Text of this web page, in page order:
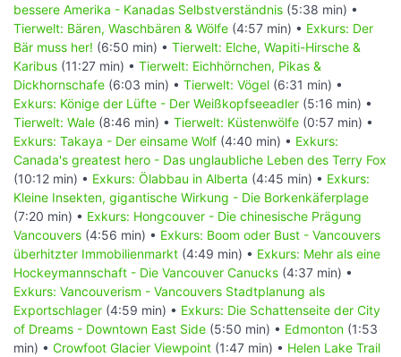
bessere Amerika - Kanadas Selbstverständnis (5:38 min) •
Tierwelt: Bären, Waschbären & Wölfe (4:57 min) • Exkurs: Der
Bär muss her! (6:50 min) • Tierwelt: Elche, Wapiti-Hirsche &
Karibus (11:27 min) • Tierwelt: Eichhörnchen, Pikas &
Dickhornschafe (6:03 min) • Tierwelt: Vögel (6:31 min) •
Exkurs: Könige der Lüfte - Der Weißkopfseeadler (5:16 min) •
Tierwelt: Wale (8:46 min) • Tierwelt: Küstenwölfe (0:57 min) •
Exkurs: Takaya - Der einsame Wolf (4:40 min) • Exkurs:
Canada's greatest hero - Das unglaubliche Leben des Terry Fox
(10:12 min) • Exkurs: Ölabbau in Alberta (4:45 min) • Exkurs:
Kleine Insekten, gigantische Wirkung - Die Borkenkäferplage
(7:20 min) • Exkurs: Hongcouver - Die chinesische Prägung
Vancouvers (4:56 min) • Exkurs: Boom oder Bust - Vancouvers
überhitzter Immobilienmarkt (4:49 min) • Exkurs: Mehr als eine
Hockeymannschaft - Die Vancouver Canucks (4:37 min) •
Exkurs: Vancouverism - Vancouvers Stadtplanung als
Exportschlager (4:59 min) • Exkurs: Die Schattenseite der City
of Dreams - Downtown East Side (5:50 min) • Edmonton (1:53
min) • Crowfoot Glacier Viewpoint (1:47 min) • Helen Lake Trail